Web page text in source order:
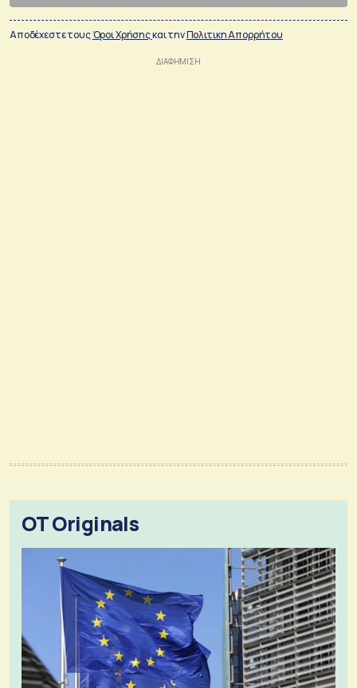
Αποδέχεστε τουςΌροι Χρήσηςκαι τηνΠολιτικη Απορρήτου
OT Originals